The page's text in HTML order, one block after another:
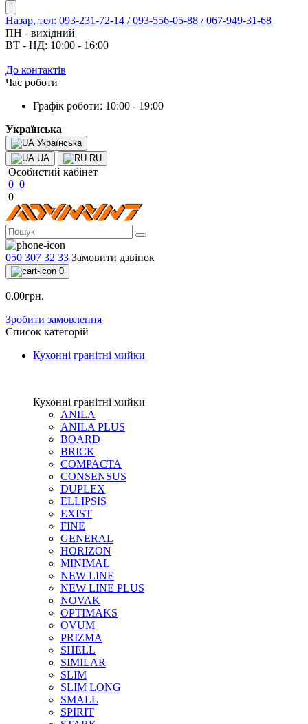
Назар, тел: 093-231-72-14 / 093-556-05-88 / 067-949-31-68
ПН - вихідний
ВТ - НД: 10:00 - 16:00
До контактів
Час роботи
Графік роботи: 10:00 - 19:00
Українська
Українська
UA
RU
Особистий кабінет
0 0
0
050 307 32 33 Замовити дзвінок
0
0.00грн.
Зробити замовлення
Список категорій
Кухонні гранітні мийки
Кухонні гранітні мийки
ANILA
ANILA PLUS
BOARD
BRICK
COMPACTA
CONSENSUS
DUPLEX
ELLIPSIS
EXIST
FINE
GENERAL
HORIZON
MINIMAL
NEW LINE
NEW LINE PLUS
NOVAK
OPTIMAKS
OVUM
PRIZMA
SHELL
SIMILAR
SLIM
SLIM LONG
SMALL
SPIRIT